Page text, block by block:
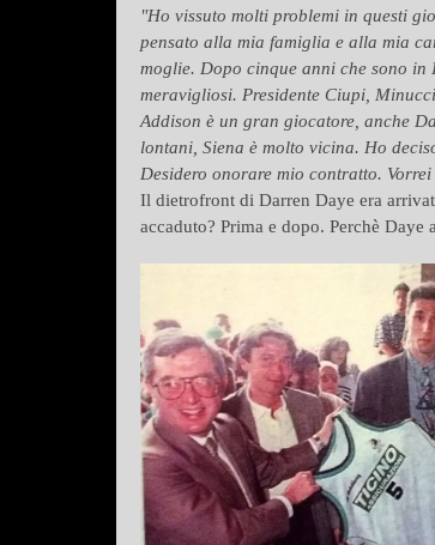
"Ho vissuto molti problemi in questi
pensato alla mia famiglia e alla mia
moglie. Dopo cinque anni che sono
meravigliosi. Presidente Ciupi,
Addison è un gran giocatore, anche
lontani, Siena è molto vicina. Ho
Desidero onorare mio contratto.
Il dietrofront di Darren Daye era
accaduto? Prima e dopo. Perchè Daye